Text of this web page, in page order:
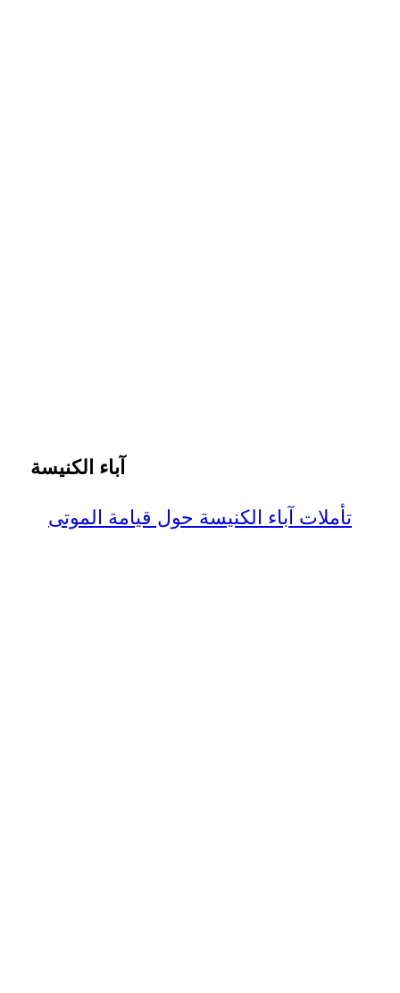
آباء الكنيسة
تأملات آباء الكنيسة حول قيامة الموتى